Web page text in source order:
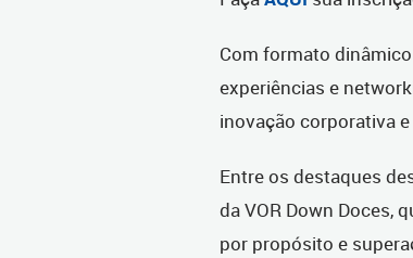
Com formato
experiências e
inovação corporativa
Entre os destaques
da VOR Down Doces,
por propósito e